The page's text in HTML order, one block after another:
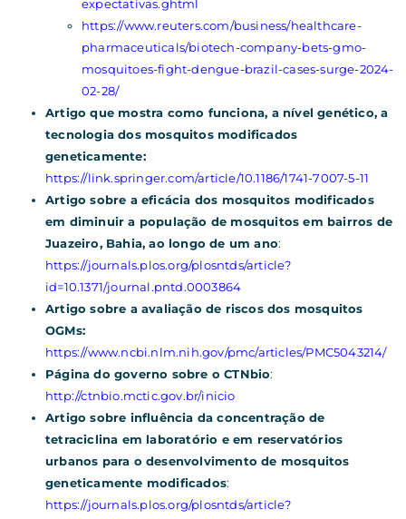
expectativas.ghtml
https://www.reuters.com/business/healthcare-
pharmaceuticals/biotech-company-bets-gmo-
mosquitoes-fight-dengue-brazil-cases-surge-2024-
02-28/
Artigo que mostra como funciona, a nível genético, a
tecnologia dos mosquitos modificados
geneticamente:
https://link.springer.com/article/10.1186/1741-7007-5-11
Artigo sobre a eficácia dos mosquitos modificados
em diminuir a população de mosquitos em bairros de
Juazeiro, Bahia, ao longo de um ano:
https://journals.plos.org/plosntds/article?
id=10.1371/journal.pntd.0003864
Artigo sobre a avaliação de riscos dos mosquitos
OGMs:
https://www.ncbi.nlm.nih.gov/pmc/articles/PMC5043214/
Página do governo sobre o CTNbio:
http://ctnbio.mctic.gov.br/inicio
Artigo sobre influência da concentração de
tetraciclina em laboratório e em reservatórios
urbanos para o desenvolvimento de mosquitos
geneticamente modificados:
https://journals.plos.org/plosntds/article?